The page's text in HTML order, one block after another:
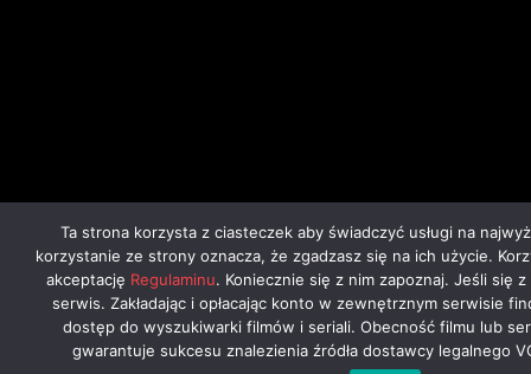
Ta strona korzysta z ciasteczek aby świadczyć usługi na
korzystanie ze strony oznacza, że zgadzasz się na ich użycie.
akceptację Regulaminu. Koniecznie się z nim zapoznaj. Jeśli się
serwis. Zakładając i opłacając konto w zewnętrznym serwisie
dostęp do wyszukiwarki filmów i seriali. Obecność filmu lub
gwarantuje sukcesu znalezienia źródła dostawcy legalnego